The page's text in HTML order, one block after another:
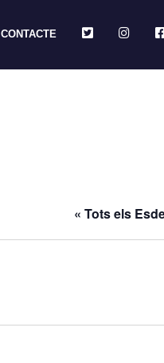
CONTACTE TWITTER
« Tots els